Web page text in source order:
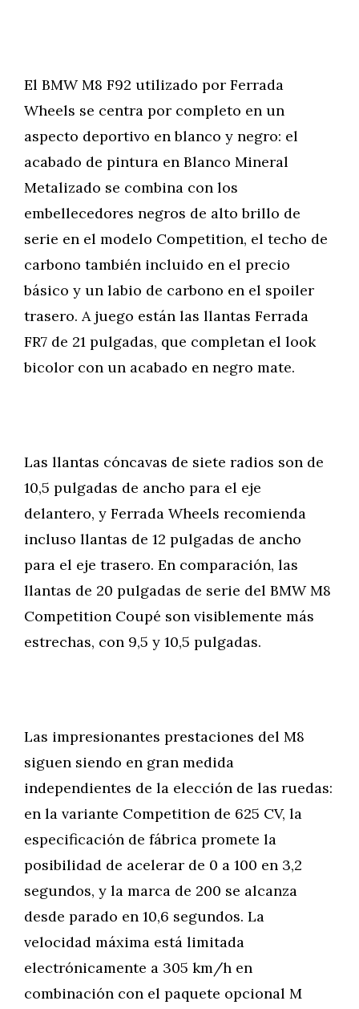
El BMW M8 F92 utilizado por Ferrada
Wheels se centra por completo en un
aspecto deportivo en blanco y negro: el
acabado de pintura en Blanco Mineral
Metalizado se combina con los
embellecedores negros de alto brillo de
serie en el modelo Competition, el techo de
carbono también incluido en el precio
básico y un labio de carbono en el spoiler
trasero. A juego están las llantas Ferrada
FR7 de 21 pulgadas, que completan el look
bicolor con un acabado en negro mate.
Las llantas cóncavas de siete radios son de
10,5 pulgadas de ancho para el eje
delantero, y Ferrada Wheels recomienda
incluso llantas de 12 pulgadas de ancho
para el eje trasero. En comparación, las
llantas de 20 pulgadas de serie del BMW M8
Competition Coupé son visiblemente más
estrechas, con 9,5 y 10,5 pulgadas.
Las impresionantes prestaciones del M8
siguen siendo en gran medida
independientes de la elección de las ruedas:
en la variante Competition de 625 CV, la
especificación de fábrica promete la
posibilidad de acelerar de 0 a 100 en 3,2
segundos, y la marca de 200 se alcanza
desde parado en 10,6 segundos. La
velocidad máxima está limitada
electrónicamente a 305 km/h en
combinación con el paquete opcional M